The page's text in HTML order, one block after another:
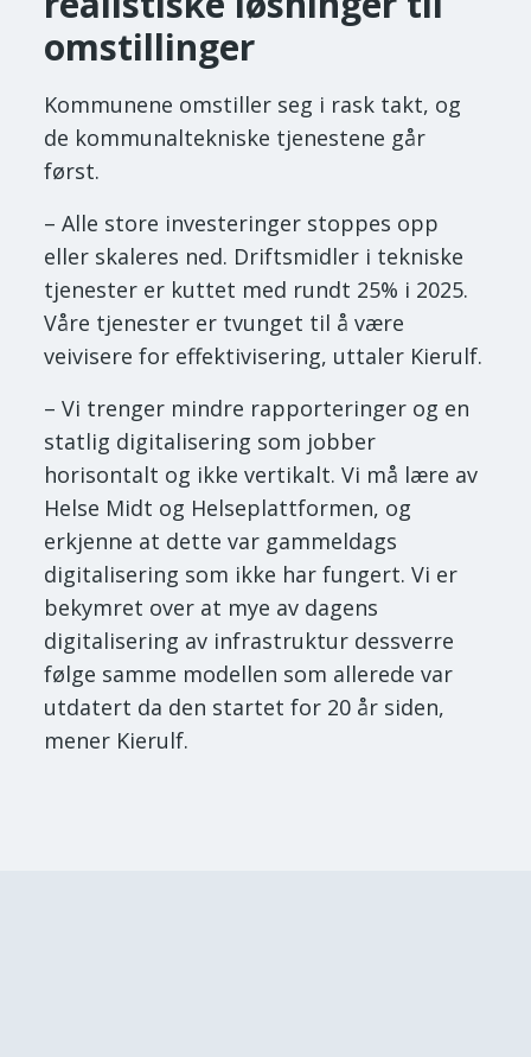
omstillinger
Kommunene omstiller seg i rask takt, og
de kommunaltekniske tjenestene går
først.
– Alle store investeringer stoppes opp
eller skaleres ned. Driftsmidler i tekniske
tjenester er kuttet med rundt 25% i 2025.
Våre tjenester er tvunget til å være
veivisere for effektivisering, uttaler Kierulf.
– Vi trenger mindre rapporteringer og en
statlig digitalisering som jobber
horisontalt og ikke vertikalt. Vi må lære av
Helse Midt og Helseplattformen, og
erkjenne at dette var gammeldags
digitalisering som ikke har fungert. Vi er
bekymret over at mye av dagens
digitalisering av infrastruktur dessverre
følge samme modellen som allerede var
utdatert da den startet for 20 år siden,
mener Kierulf.